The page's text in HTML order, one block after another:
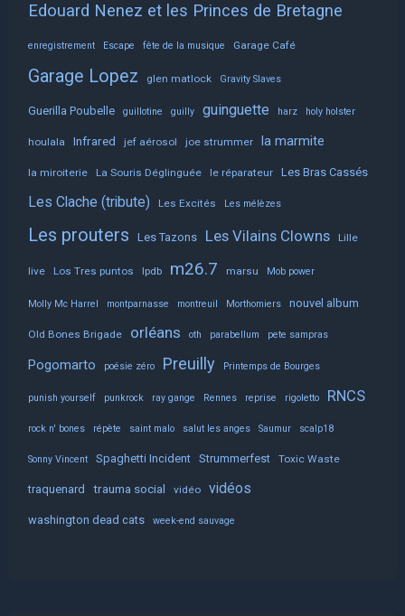
Edouard Nenez et les Princes de Bretagne
enregistrement Escape fête de la musique Garage Café
Garage Lopez glen matlock Gravity Slaves
Guerilla Poubelle guillotine guilly guinguette harz holy holster
houlala Infrared jef aérosol joe strummer la marmite
la miroiterie La Souris Déglinguée le réparateur Les Bras Cassés
Les Clache (tribute) Les Excités Les mélèzes
Les prouters Les Tazons Les Vilains Clowns Lille
live Los Tres puntos lpdb m26.7 marsu Mob power
Molly Mc Harrel montparnasse montreuil Morthomiers nouvel album
Old Bones Brigade orléans oth parabellum pete sampras
Pogomarto poésie zéro Preuilly Printemps de Bourges
punish yourself punkrock ray gange Rennes reprise rigoletto RNCS
rock n' bones répète saint malo salut les anges Saumur scalp18
Sonny Vincent Spaghetti Incident Strummerfest Toxic Waste
traquenard trauma social vidéo vidéos
washington dead cats week-end sauvage